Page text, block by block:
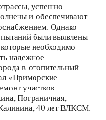
успешно
и обеспечивают
Однако
были выявлены
необходимо
надежное
в отопительный
«Приморские
участков
Пограничная,
40 лет ВЛКСМ.